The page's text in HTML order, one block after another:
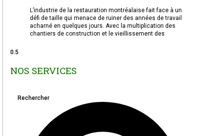
L’industrie de la restauration montréalaise fait face à un
défi de taille qui menace de ruiner des années de travail
acharné en quelques jours. Avec la multiplication des
chantiers de construction et le vieillissement des
NOS SERVICES
Rechercher